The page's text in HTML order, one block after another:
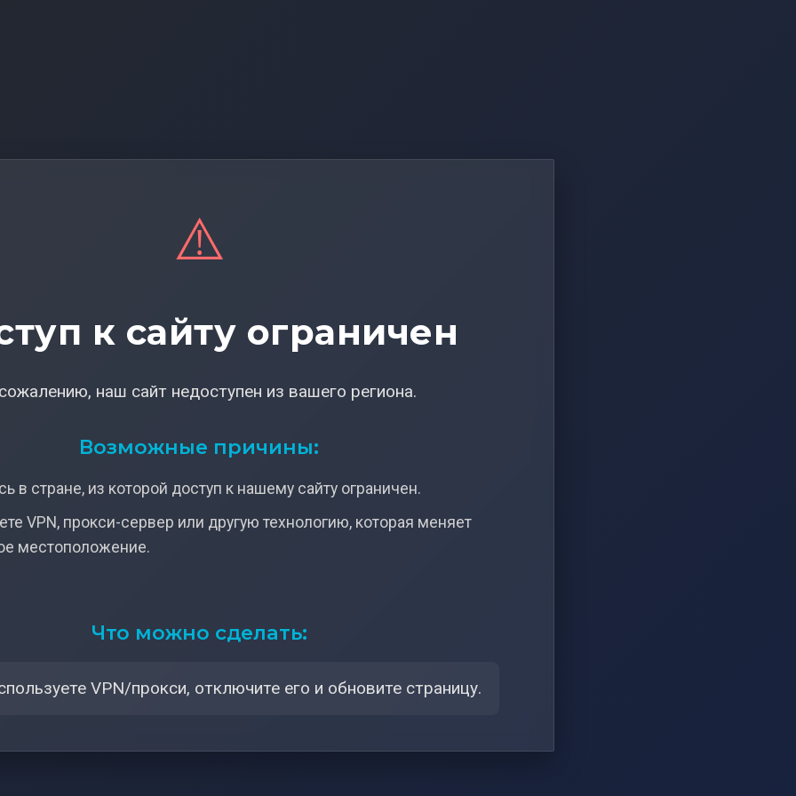
⚠️
к сайту ограничен
наш сайт недоступен из вашего региона.
Возможные причины:
в стране, из которой доступ к нашему сайту ограничен.
VPN, прокси-сервер или другую технологию, которая меняет
местоположение.
Что можно сделать:
VPN/прокси, отключите его и обновите страницу.